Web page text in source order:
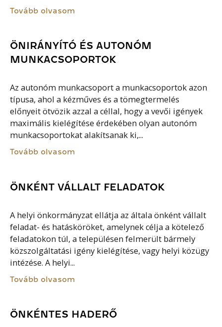
Tovább olvasom
ÖNIRÁNYÍTÓ ÉS AUTONÓM
MUNKACSOPORTOK
Az autonóm munkacsoport a munkacsoportok azon
típusa, ahol a kézműves és a tömegtermelés
előnyeit ötvözik azzal a céllal, hogy a vevői igények
maximális kielégítése érdekében olyan autonóm
munkacsoportokat alakítsanak ki,...
Tovább olvasom
ÖNKÉNT VÁLLALT FELADATOK
A helyi önkormányzat ellátja az általa önként vállalt
feladat- és hatásköröket, amelynek célja a kötelező
feladatokon túl, a településen felmerült bármely
közszolgáltatási igény kielégítése, vagy helyi közügy
intézése. A helyi...
Tovább olvasom
ÖNKÉNTES HADERŐ